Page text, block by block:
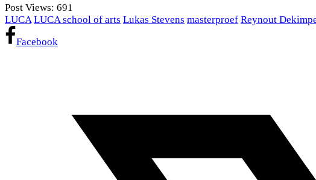
Post Views: 691
LUCA LUCA school of arts Lukas Stevens masterproef Reynout
Facebook